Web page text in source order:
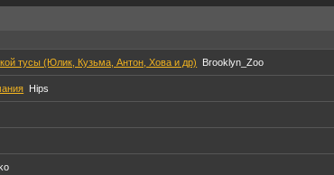
тусы (Юлик, Кузьма, Антон, Хова и др) Brooklyn_Zoo
Hips